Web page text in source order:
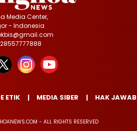
Media Center,
- Indonesia
ETIK MEDIA SIBER HAK JAWAB
- ALL RIGHTS RESERVED